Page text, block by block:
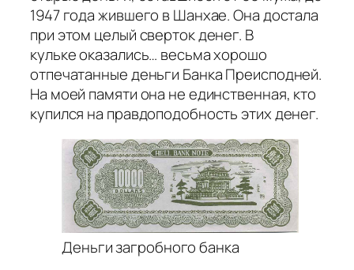
1947 года жившего в Шанхае. Она достала
при этом целый сверток денег. В
кульке оказались… весьма хорошо
отпечатанные деньги Банка Преисподней.
На моей памяти она не единственная, кто
купился на правдоподобность этих денег.
Деньги загробного банка